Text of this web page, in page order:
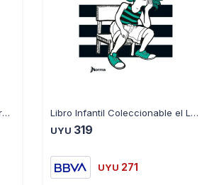
Libro el Paraguas Floreado Norma Huidobro Libro Infantil Coleccionable el Loro Azul
UYU 319
UYU 271